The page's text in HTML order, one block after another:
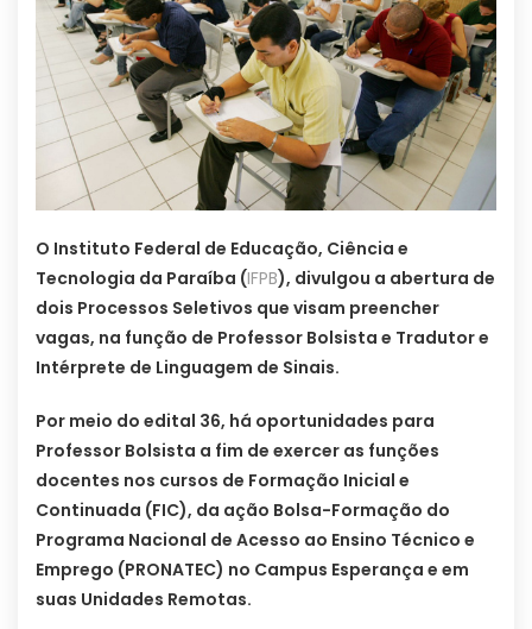
O Instituto Federal de Educação, Ciência e
Tecnologia da Paraíba (IFPB), divulgou a abertura de
dois Processos Seletivos que visam preencher
vagas, na função de Professor Bolsista e Tradutor e
Intérprete de Linguagem de Sinais.
Por meio do edital 36, há oportunidades para
Professor Bolsista a fim de exercer as funções
docentes nos cursos de Formação Inicial e
Continuada (FIC), da ação Bolsa-Formação do
Programa Nacional de Acesso ao Ensino Técnico e
Emprego (PRONATEC) no Campus Esperança e em
suas Unidades Remotas.